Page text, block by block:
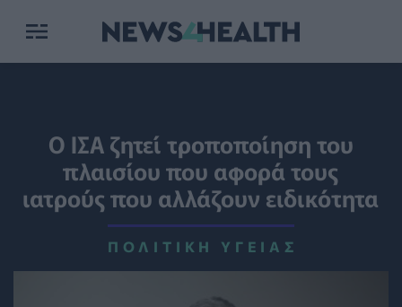
Ο ΙΣΑ ζητεί τροποποίηση του
πλαισίου που αφορά τους
ιατρούς που αλλάζουν ειδικότητα
ΠΟΛΙΤΙΚΉ ΥΓΕΊΑΣ